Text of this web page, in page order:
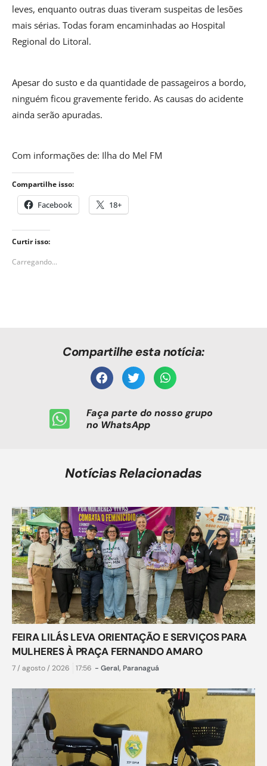
leves, enquanto outras duas tiveram suspeitas de lesões
mais sérias. Todas foram encaminhadas ao Hospital
Regional do Litoral.
Apesar do susto e da quantidade de passageiros a bordo,
ninguém ficou gravemente ferido. As causas do acidente
ainda serão apuradas.
Com informações de: Ilha do Mel FM
Compartilhe isso:
Facebook 18+
Curtir isso:
Carregando...
Compartilhe esta notícia:
Faça parte do nosso grupo
no WhatsApp
Notícias Relacionadas
FEIRA LILÁS LEVA ORIENTAÇÃO E SERVIÇOS PARA
MULHERES À PRAÇA FERNANDO AMARO
7 / agosto / 2026 17:56 - Geral, Paranaguá